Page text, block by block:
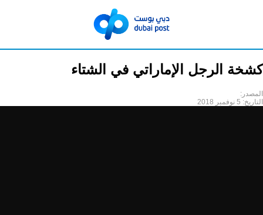
كشخة الرجل الإماراتي في الشتاء
المصدر:
التاريخ: 5 نوفمبر 2018